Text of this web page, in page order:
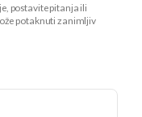
postavite pitanja ili
potaknuti zanimljiv